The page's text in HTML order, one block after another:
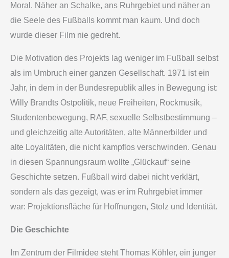
Moral. Näher an Schalke, ans Ruhrgebiet und näher an
die Seele des Fußballs kommt man kaum. Und doch
wurde dieser Film nie gedreht.
Die Motivation des Projekts lag weniger im Fußball selbst
als im Umbruch einer ganzen Gesellschaft. 1971 ist ein
Jahr, in dem in der Bundesrepublik alles in Bewegung ist:
Willy Brandts Ostpolitik, neue Freiheiten, Rockmusik,
Studentenbewegung, RAF, sexuelle Selbstbestimmung –
und gleichzeitig alte Autoritäten, alte Männerbilder und
alte Loyalitäten, die nicht kampflos verschwinden. Genau
in diesen Spannungsraum wollte „Glückauf“ seine
Geschichte setzen. Fußball wird dabei nicht verklärt,
sondern als das gezeigt, was er im Ruhrgebiet immer
war: Projektionsfläche für Hoffnungen, Stolz und Identität.
Die Geschichte
Im Zentrum der Filmidee steht Thomas Köhler, ein junger